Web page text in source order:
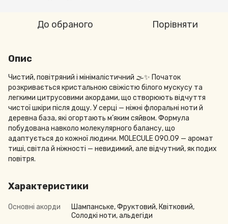
До обраного Порівняти
Опис
Чистий, повітряний і мінімалістичний 🌫️✨ Початок
розкривається кристальною свіжістю білого мускусу та
легкими цитрусовими акордами, що створюють відчуття
чистої шкіри після дощу. У серці — ніжні флоральні ноти й
деревна база, які огортають м’яким сяйвом. Формула
побудована навколо молекулярного балансу, що
адаптується до кожної людини. MOLECULE 090.09 — аромат
тиші, світла й ніжності — невидимий, але відчутний, як подих
повітря.
Характеристики
Основні акорди
Шампанське, Фруктовий, Квітковий,
Солодкі ноти, альдегіди